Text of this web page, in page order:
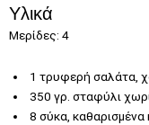
Υλικά
Μερίδες: 4
1 τρυφερή σαλάτα,
350 γρ. σταφύλι
8 σύκα, καθαρισμένα